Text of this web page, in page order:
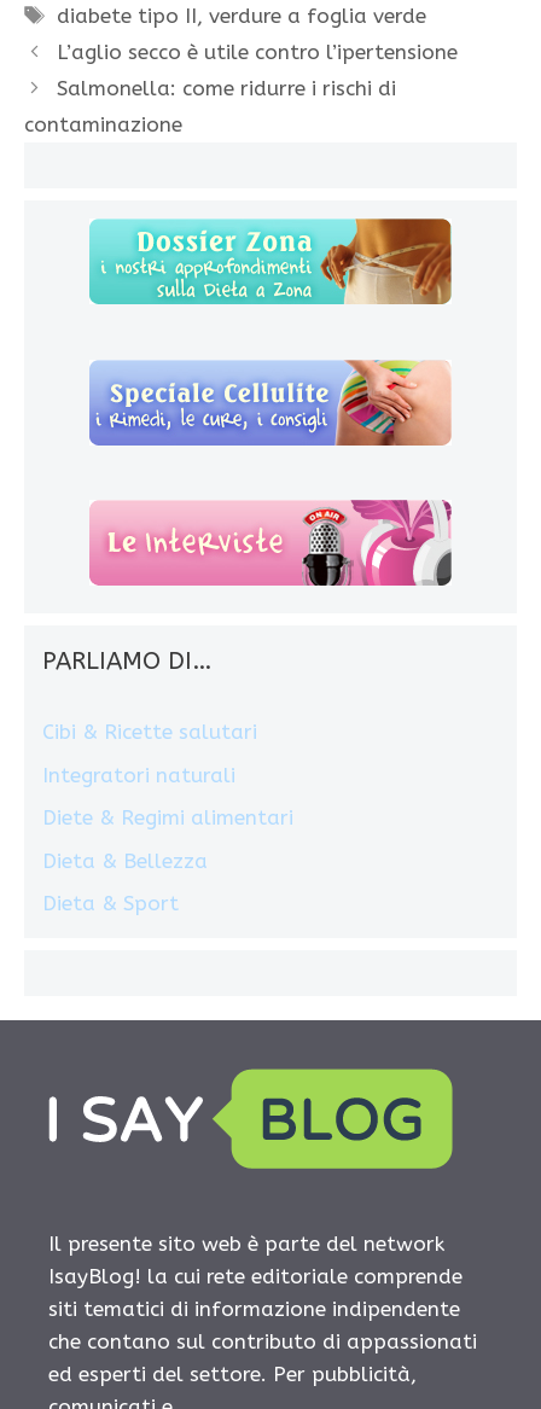
Tag
diabete tipo II,verdure a foglia verde
L’aglio secco è utile contro l’ipertensione
Salmonella: come ridurre i rischi di
contaminazione
PARLIAMO DI…
Cibi & Ricette salutari
Integratori naturali
Diete & Regimi alimentari
Dieta & Bellezza
Dieta & Sport
Il presente sito web è parte del network
IsayBlog! la cui rete editoriale comprende
siti tematici di informazione indipendente
che contano sul contributo di appassionati
ed esperti del settore. Per pubblicità,